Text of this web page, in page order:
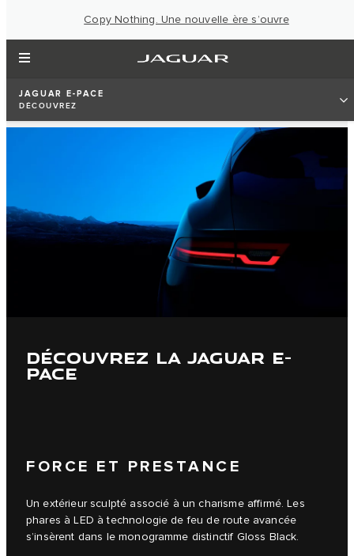
Copy Nothing. Une nouvelle ère s’ouvre
JAGUAR E-PACE
DÉCOUVREZ
DÉCOUVREZ LA JAGUAR E-
PACE
FORCE ET PRESTANCE
Un extérieur sculpté associé à un charisme affirmé. Les
phares à LED à technologie de feu de route avancée
s’insèrent dans le monogramme distinctif Gloss Black.